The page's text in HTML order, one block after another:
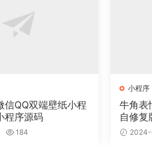
信QQ双端壁纸小程
程序源码
184
小程序
牛角表
自修复